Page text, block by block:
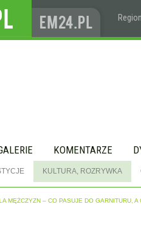
KOMENTARZE
KULTURA, ROZRYWKA
MĘŻCZYZN – CO PASUJE DO GARNITURU,